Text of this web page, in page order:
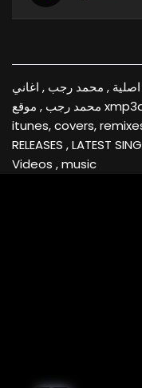
, محمد رجب , اغاني
محمد رجب , موقع xmp3a, xmp3 , download, free, flac, aac,
itunes, covers, remixes
RELEASES , LATEST
Videos , music